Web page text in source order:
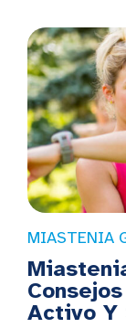
MIASTENIA
Activo Y